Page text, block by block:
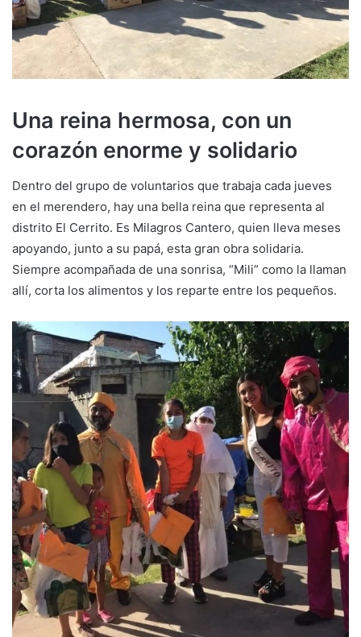
Una reina hermosa, con un
corazón enorme y solidario
Dentro del grupo de voluntarios que trabaja cada jueves
en el merendero, hay una bella reina que representa al
distrito El Cerrito. Es Milagros Cantero, quien lleva meses
apoyando, junto a su papá, esta gran obra solidaria.
Siempre acompañada de una sonrisa, “Mili” como la llaman
allí, corta los alimentos y los reparte entre los pequeños.